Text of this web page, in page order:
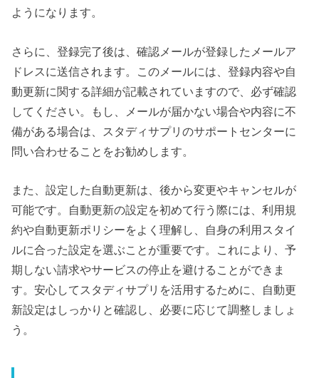
ようになります。
さらに、登録完了後は、確認メールが登録したメールア
ドレスに送信されます。このメールには、登録内容や自
動更新に関する詳細が記載されていますので、必ず確認
してください。もし、メールが届かない場合や内容に不
備がある場合は、スタディサプリのサポートセンターに
問い合わせることをお勧めします。
また、設定した自動更新は、後から変更やキャンセルが
可能です。自動更新の設定を初めて行う際には、利用規
約や自動更新ポリシーをよく理解し、自身の利用スタイ
ルに合った設定を選ぶことが重要です。これにより、予
期しない請求やサービスの停止を避けることができま
す。安心してスタディサプリを活用するために、自動更
新設定はしっかりと確認し、必要に応じて調整しましょ
う。